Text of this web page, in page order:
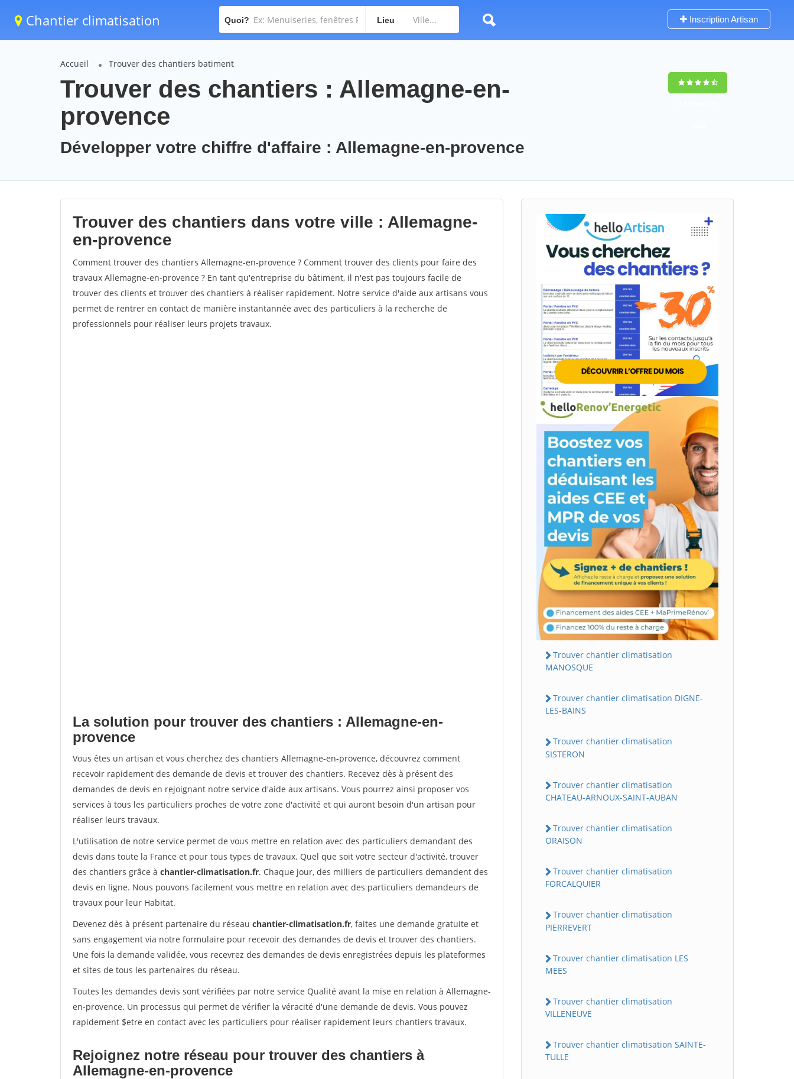
Chantier climatisation Quoi? Lieu Inscription Artisan
Accueil Trouver des chantiers batiment
Trouver des chantiers : Allemagne-en-
provence
Développer votre chiffre d'affaire : Allemagne-en-provence
Trouver des chantiers dans votre ville : Allemagne-
en-provence
Comment trouver des chantiers Allemagne-en-provence ? Comment trouver des clients pour faire des
travaux Allemagne-en-provence ? En tant qu'entreprise du bâtiment, il n'est pas toujours facile de
trouver des clients et trouver des chantiers à réaliser rapidement. Notre service d'aide aux artisans vous
permet de rentrer en contact de manière instantannée avec des particuliers à la recherche de
professionnels pour réaliser leurs projets travaux.
La solution pour trouver des chantiers : Allemagne-en-
provence
Vous êtes un artisan et vous cherchez des chantiers Allemagne-en-provence, découvrez comment
recevoir rapidement des demande de devis et trouver des chantiers. Recevez dès à présent des
demandes de devis en rejoignant notre service d'aide aux artisans. Vous pourrez ainsi proposer vos
services à tous les particuliers proches de votre zone d'activité et qui auront besoin d'un artisan pour
réaliser leurs travaux.
L'utilisation de notre service permet de vous mettre en relation avec des particuliers demandant des
devis dans toute la France et pour tous types de travaux. Quel que soit votre secteur d'activité, trouver
des chantiers grâce à chantier-climatisation.fr. Chaque jour, des milliers de particuliers demandent des
devis en ligne. Nous pouvons facilement vous mettre en relation avec des particuliers demandeurs de
travaux pour leur Habitat.
Devenez dès à présent partenaire du réseau chantier-climatisation.fr, faites une demande gratuite et
sans engagement via notre formulaire pour recevoir des demandes de devis et trouver des chantiers.
Une fois la demande validée, vous recevrez des demandes de devis enregistrées depuis les plateformes
et sites de tous les partenaires du réseau.
Toutes les demandes devis sont vérifiées par notre service Qualité avant la mise en relation à Allemagne-
en-provence. Un processus qui permet de vérifier la véracité d'une demande de devis. Vous pouvez
rapidement $etre en contact avec les particuliers pour réaliser rapidement leurs chantiers travaux.
Rejoignez notre réseau pour trouver des chantiers à
Allemagne-en-provence
Trouver chantier climatisation
MANOSQUE
Trouver chantier climatisation DIGNE-
LES-BAINS
Trouver chantier climatisation
SISTERON
Trouver chantier climatisation
CHATEAU-ARNOUX-SAINT-AUBAN
Trouver chantier climatisation
ORAISON
Trouver chantier climatisation
FORCALQUIER
Trouver chantier climatisation
PIERREVERT
Trouver chantier climatisation LES
MEES
Trouver chantier climatisation
VILLENEUVE
Trouver chantier climatisation SAINTE-
TULLE